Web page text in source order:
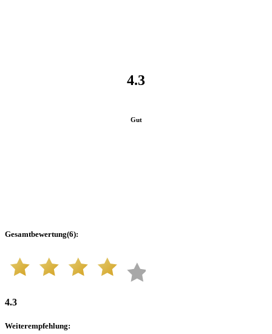
4.3
Gut
Gesamtbewertung(6):
4.3
Weiterempfehlung: